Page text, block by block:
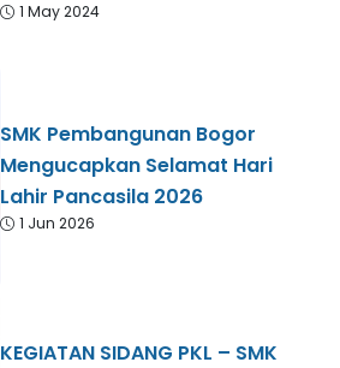
1 May 2024
SMK Pembangunan Bogor
Mengucapkan Selamat Hari
Lahir Pancasila 2026
1 Jun 2026
KEGIATAN SIDANG PKL – SMK